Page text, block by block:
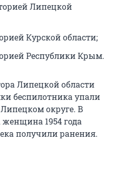
Липецкой
Курской области;
Республики Крым.
Липецкой области
беспилотника упали
округе. В
женщина 1954 года
получили ранения.